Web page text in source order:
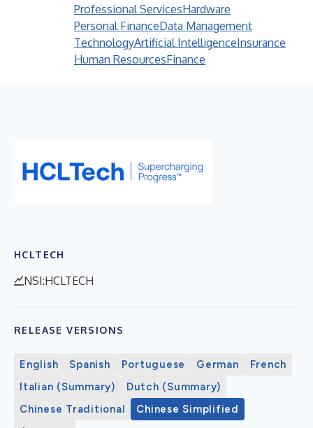
Professional ServicesHardware
Personal FinanceData Management
TechnologyArtificial IntelligenceInsurance
Human ResourcesFinance
HCLTECH
NSI:HCLTECH
RELEASE VERSIONS
English Spanish Portuguese German
French
Italian (Summary)
Dutch (Summary)
Chinese Traditional
Chinese Simplified